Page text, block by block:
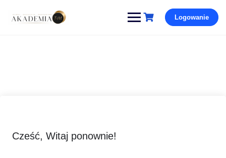
Logowanie
Cześć, Witaj ponownie!